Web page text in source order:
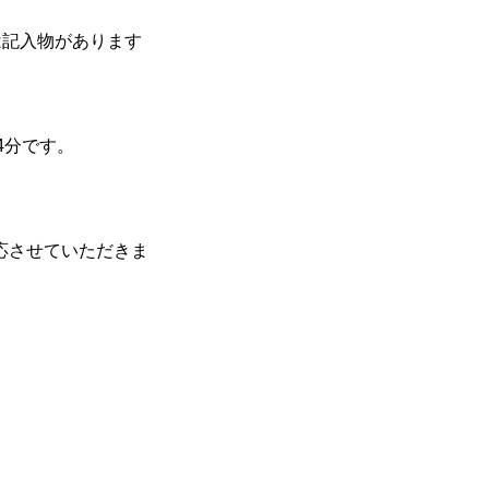
入物があります
です。
せていただきま